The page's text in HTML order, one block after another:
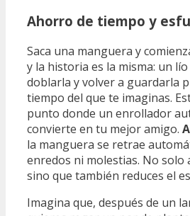
Ahorro de tiempo y
Saca una manguera y
y la historia es la misma: un
doblarla y volver a guardarla
tiempo del que te imaginas.
punto donde un enrollador
convierte en tu mejor amigo.
la manguera se retrae
enredos ni molestias. No
sino que también reduces el
Imagina que, después de un